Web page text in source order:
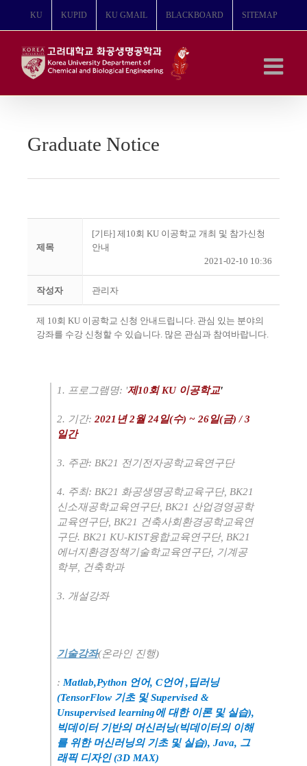
뛰
KU KUPID KU GMAIL BLACKBOARD SITEMAP
Graduate Notice
제목
[기타] 제10회 KU 이공학교 개최 및 참가신청
안내
2021-02-10 10:36
작성자 관리자
제 10회 KU 이공학교 신청 안내드립니다. 관심 있는 분야의
강좌를 수강 신청할 수 있습니다. 많은 관심과 참여바랍니다.
1. 프로그램명: '제10회KU 이공학교'
2. 기간:2021 년2월24 일(수) ~ 26일(금) / 3
일간
3. 주관: BK21 전기전자공학교육연구단
4. 주최: BK21 화공생명공학교육구단, BK21
신소재공학교육연구단, BK21 산업경영공학
교육연구단, BK21 건축사회환경공학교육연
구단. BK21 KU-KIST융합교육연구단, BK21
에너지환경정책기술학교육연구단, 기계공
학부, 건축학과
3. 개설강좌
기술강좌(온라인 진행)
: Matlab,Python 언어, C언어,딥러닝
(TensorFlow 기초 및Supervised &
Unsupervised learning에 대한 이론 및 실습),
빅데이터 기반의 머신러닝(빅데이터의 이해
를 위한 머신러닝의 기초 및 실습), Java, 그
래픽 디자인(3D MAX)